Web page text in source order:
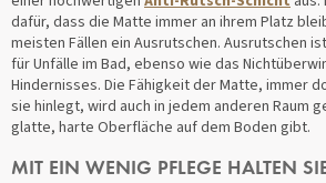
dafür, dass die Matte immer an ihrem Platz
meisten Fällen ein Ausrutschen. Ausrutschen
für Unfälle im Bad, ebenso wie das
Hindernisses. Die Fähigkeit der Matte, immer
sie hinlegt, wird auch in jedem anderen Raum
glatte, harte Oberfläche auf dem Boden gibt.
MIT EIN WENIG PFLEGE HALTEN